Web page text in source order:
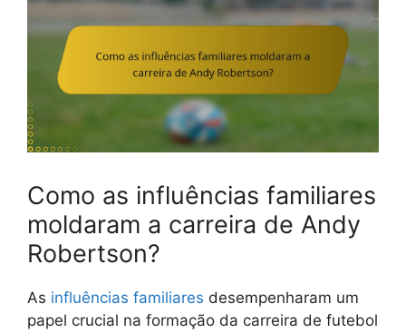
Como as influências familiares
moldaram a carreira de Andy
Robertson?
As influências familiares desempenharam um
papel crucial na formação da carreira de futebol